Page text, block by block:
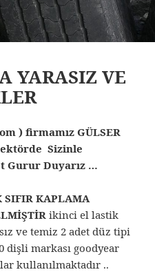
YARASIZ VE
) firmamız GÜLSER
Sizinle
Gurur Duyarız …
SIFIR KAPLAMA
ikinci el lastik
ve temiz 2 adet düz tipi
dişli markası goodyear
kullanılmaktadır ..